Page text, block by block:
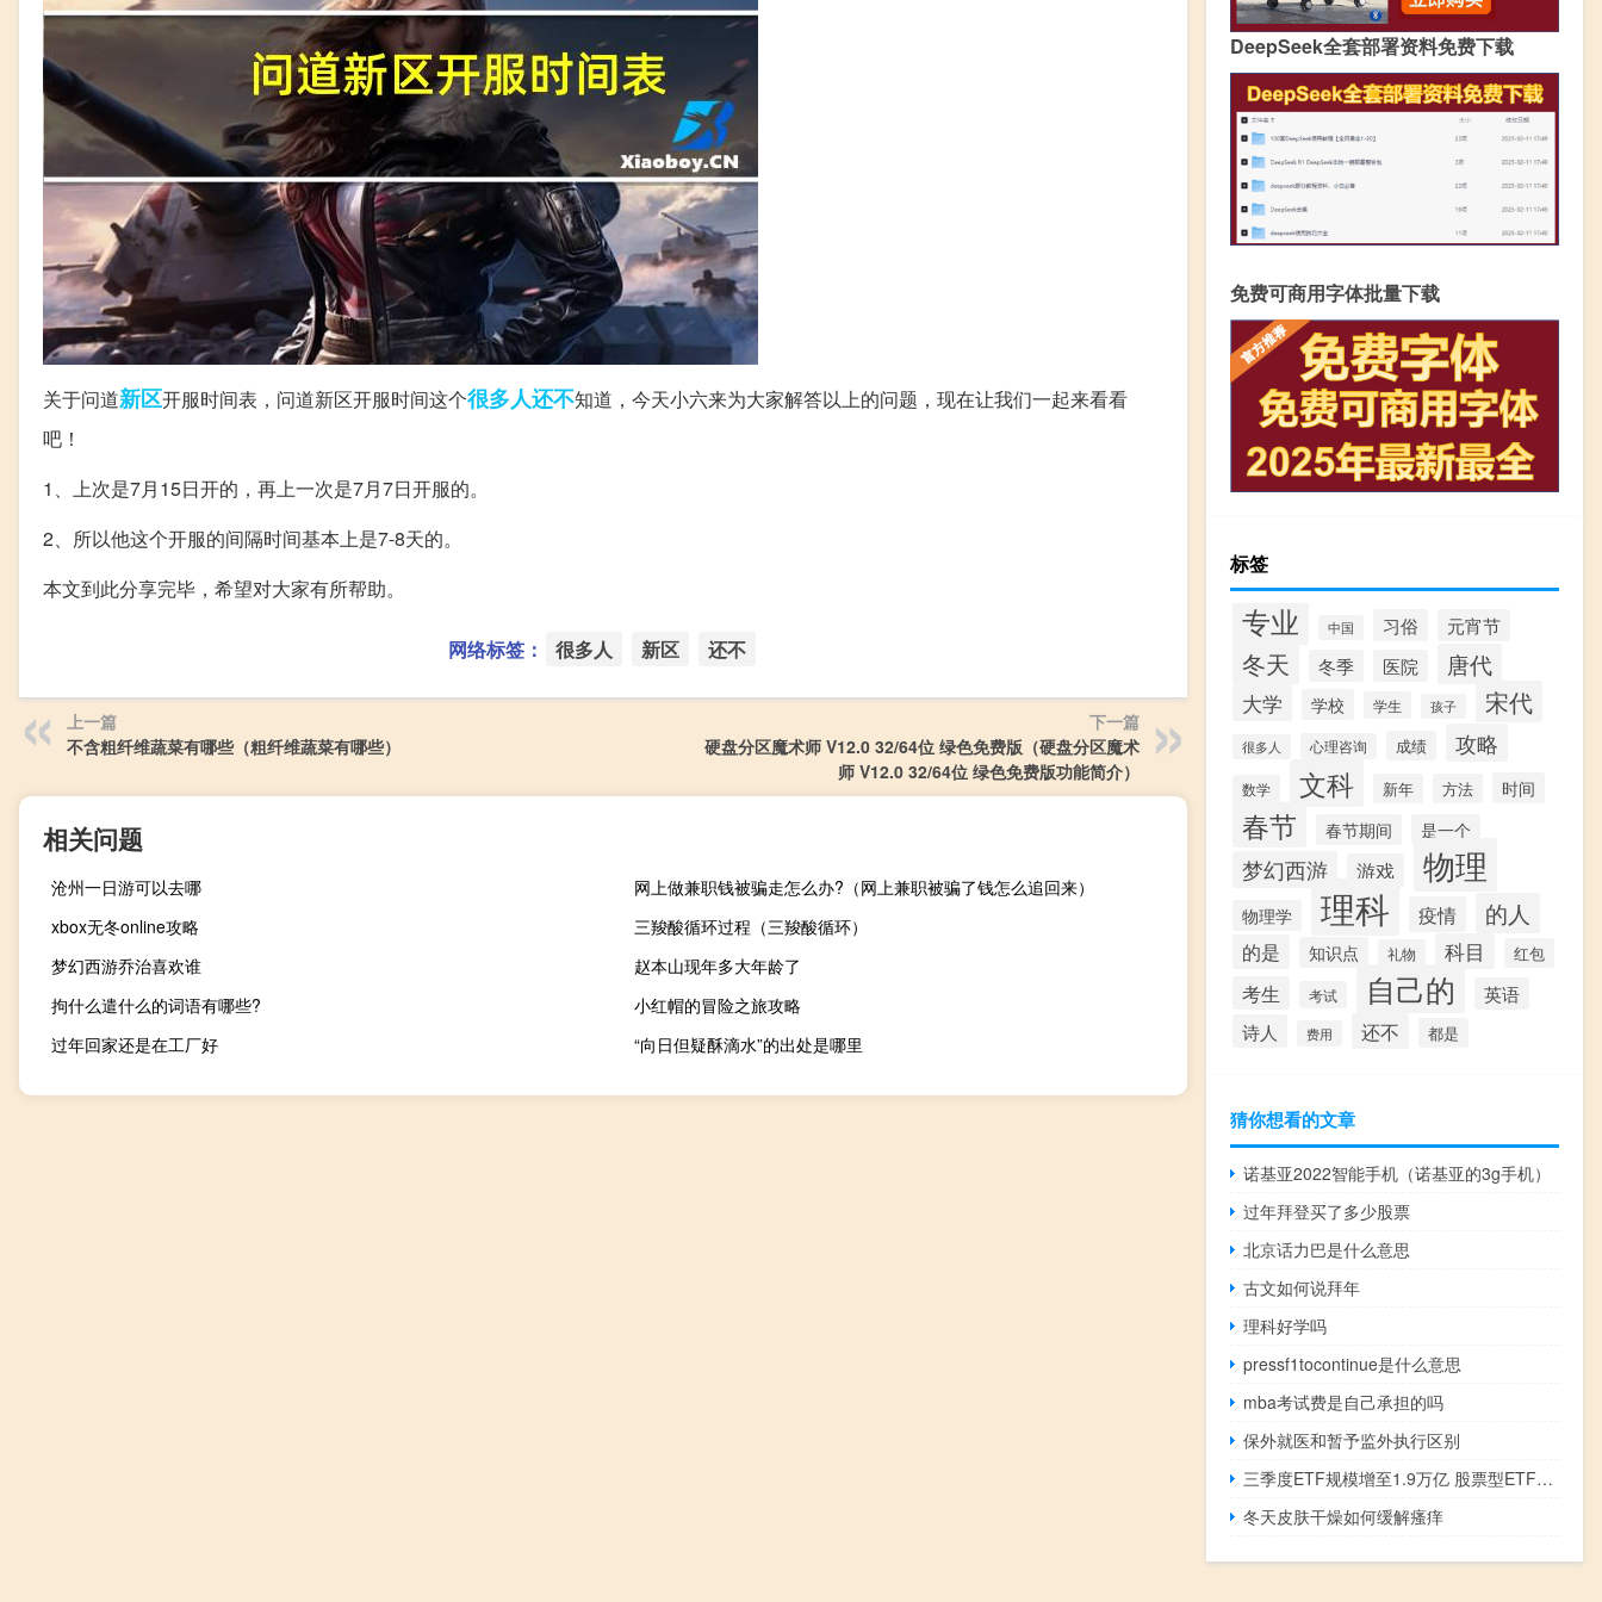
关于问道新区开服时间表，问道新区开服时间这个很多人还不知道，今天小六来为大家解答以上的问题，现在让我们一起来看看
吧！
1、上次是7月15日开的，再上一次是7月7日开服的。
2、所以他这个开服的间隔时间基本上是7-8天的。
本文到此分享完毕，希望对大家有所帮助。
网络标签： 很多人 新区 还不
上一篇
不含粗纤维蔬菜有哪些（粗纤维蔬菜有哪些）
下一篇
硬盘分区魔术师 V12.0 32/64位 绿色免费版（硬盘分区魔术
师 V12.0 32/64位 绿色免费版功能简介）
相关问题
沧州一日游可以去哪
网上做兼职钱被骗走怎么办?（网上兼职被骗了钱怎么追回来）
xbox无冬online攻略
三羧酸循环过程（三羧酸循环）
梦幻西游乔治喜欢谁
赵本山现年多大年龄了
拘什么遣什么的词语有哪些?
小红帽的冒险之旅攻略
过年回家还是在工厂好
“向日但疑酥滴水”的出处是哪里
DeepSeek全套部署资料免费下载
免费可商用字体批量下载
标签
专业 中国 习俗 元宵节
冬天 冬季 医院 唐代
大学 学校 学生 孩子 宋代
很多人 心理咨询 成绩 攻略
数学 文科 新年 方法 时间
春节 春节期间 是一个
梦幻西游 游戏 物理
物理学 理科 疫情 的人
的是 知识点 礼物 科目 红包
考生 考试 自己的 英语
诗人 费用 还不 都是
猜你想看的文章
诺基亚2022智能手机（诺基亚的3g手机）
过年拜登买了多少股票
北京话力巴是什么意思
古文如何说拜年
理科好学吗
pressf1tocontinue是什么意思
mba考试费是自己承担的吗
保外就医和暂予监外执行区别
三季度ETF规模增至1.9万亿 股票型ETF达1.4万环比增长14%
冬天皮肤干燥如何缓解瘙痒